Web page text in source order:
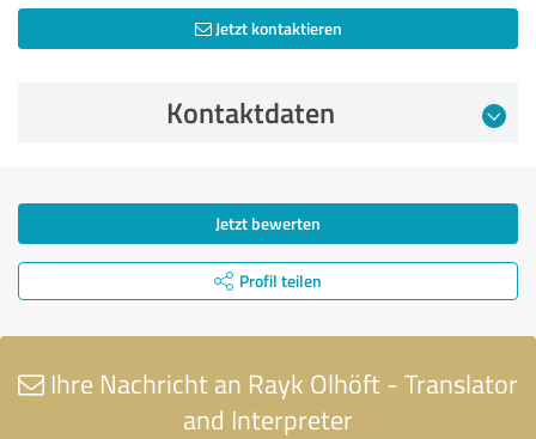
Jetzt kontaktieren
Kontaktdaten
Jetzt bewerten
Profil teilen
Ihre Nachricht an Rayk Olhöft - Translator
and Interpreter